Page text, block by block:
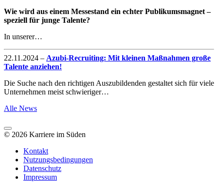
Wie wird aus einem Messestand ein echter Publikumsmagnet –
speziell für junge Talente?
In unserer…
22.11.2024 – Azubi-Recruiting: Mit kleinen Maßnahmen große
Talente anziehen!
Die Suche nach den richtigen Auszubildenden gestaltet sich für viele
Unternehmen meist schwieriger…
Alle News
© 2026 Karriere im Süden
Kontakt
Nutzungsbedingungen
Datenschutz
Impressum